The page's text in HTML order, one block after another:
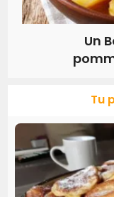
Un
Tu